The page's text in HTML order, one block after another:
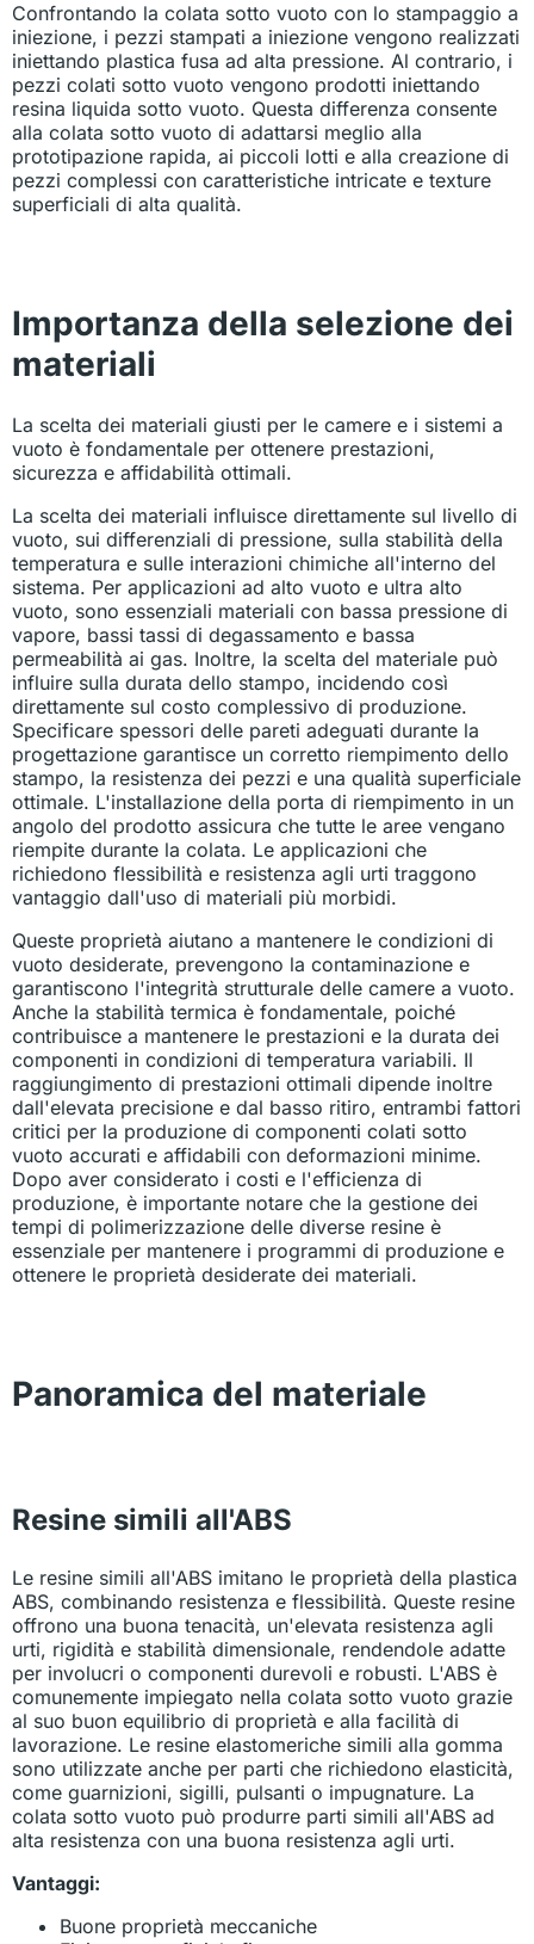
Confrontando la colata sotto vuoto con lo stampaggio a
iniezione, i pezzi stampati a iniezione vengono realizzati
iniettando plastica fusa ad alta pressione. Al contrario, i
pezzi colati sotto vuoto vengono prodotti iniettando
resina liquida sotto vuoto. Questa differenza consente
alla colata sotto vuoto di adattarsi meglio alla
prototipazione rapida, ai piccoli lotti e alla creazione di
pezzi complessi con caratteristiche intricate e texture
superficiali di alta qualità.
Importanza della selezione dei
materiali
La scelta dei materiali giusti per le camere e i sistemi a
vuoto è fondamentale per ottenere prestazioni,
sicurezza e affidabilità ottimali.
La scelta dei materiali influisce direttamente sul livello di
vuoto, sui differenziali di pressione, sulla stabilità della
temperatura e sulle interazioni chimiche all'interno del
sistema. Per applicazioni ad alto vuoto e ultra alto
vuoto, sono essenziali materiali con bassa pressione di
vapore, bassi tassi di degassamento e bassa
permeabilità ai gas. Inoltre, la scelta del materiale può
influire sulla durata dello stampo, incidendo così
direttamente sul costo complessivo di produzione.
Specificare spessori delle pareti adeguati durante la
progettazione garantisce un corretto riempimento dello
stampo, la resistenza dei pezzi e una qualità superficiale
ottimale. L'installazione della porta di riempimento in un
angolo del prodotto assicura che tutte le aree vengano
riempite durante la colata. Le applicazioni che
richiedono flessibilità e resistenza agli urti traggono
vantaggio dall'uso di materiali più morbidi.
Queste proprietà aiutano a mantenere le condizioni di
vuoto desiderate, prevengono la contaminazione e
garantiscono l'integrità strutturale delle camere a vuoto.
Anche la stabilità termica è fondamentale, poiché
contribuisce a mantenere le prestazioni e la durata dei
componenti in condizioni di temperatura variabili. Il
raggiungimento di prestazioni ottimali dipende inoltre
dall'elevata precisione e dal basso ritiro, entrambi fattori
critici per la produzione di componenti colati sotto
vuoto accurati e affidabili con deformazioni minime.
Dopo aver considerato i costi e l'efficienza di
produzione, è importante notare che la gestione dei
tempi di polimerizzazione delle diverse resine è
essenziale per mantenere i programmi di produzione e
ottenere le proprietà desiderate dei materiali.
Panoramica del materiale
Resine simili all'ABS
Le resine simili all'ABS imitano le proprietà della plastica
ABS, combinando resistenza e flessibilità. Queste resine
offrono una buona tenacità, un'elevata resistenza agli
urti, rigidità e stabilità dimensionale, rendendole adatte
per involucri o componenti durevoli e robusti. L'ABS è
comunemente impiegato nella colata sotto vuoto grazie
al suo buon equilibrio di proprietà e alla facilità di
lavorazione. Le resine elastomeriche simili alla gomma
sono utilizzate anche per parti che richiedono elasticità,
come guarnizioni, sigilli, pulsanti o impugnature. La
colata sotto vuoto può produrre parti simili all'ABS ad
alta resistenza con una buona resistenza agli urti.
Vantaggi:
Buone proprietà meccaniche